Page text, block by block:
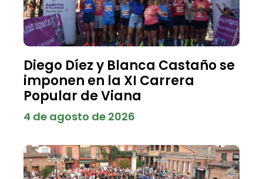
Diego Díez y Blanca Castaño se
imponen en la XI Carrera
Popular de Viana
4 de agosto de 2026